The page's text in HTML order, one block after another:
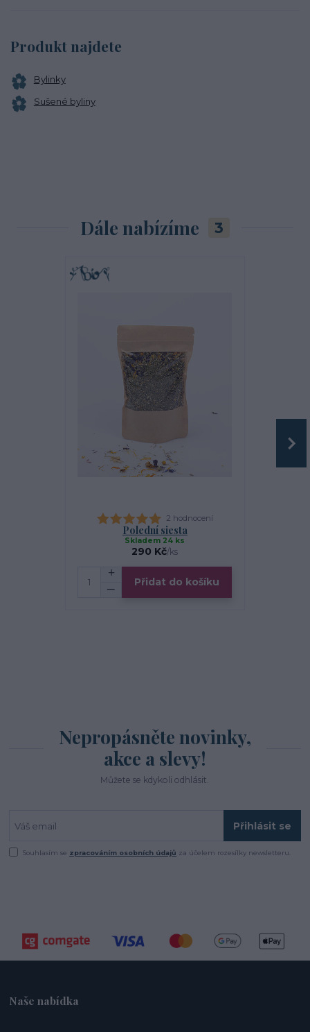
Produkt najdete
Bylinky
Sušené byliny
Dále nabízíme 3
2 hodnocení
Polední siesta
290 Kč/ks
Skladem 24 ks
Přidat do košíku
Nepropásněte novinky,
akce a slevy!
Můžete se kdykoli odhlásit.
Přihlásit se
Souhlasím se zpracováním osobních údajů za účelem rozesílky newsletteru.
Naše nabídka